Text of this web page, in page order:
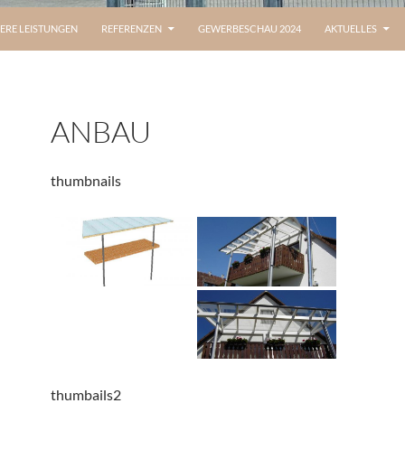
LEISTUNGEN REFERENZEN GEWERBESCHAU 2024 AKTUELLES
ANBAU
thumbnails
thumbails2